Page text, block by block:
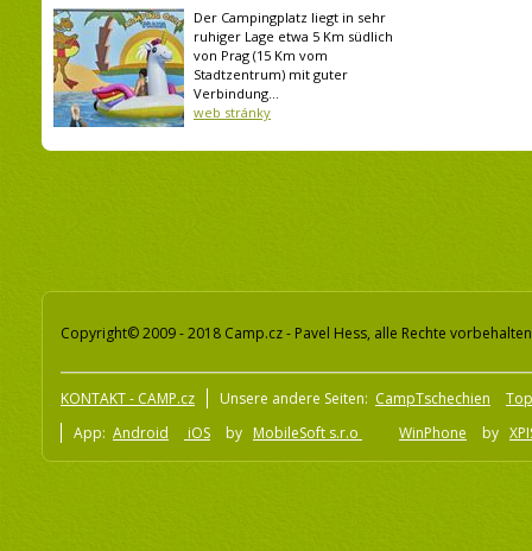
Der Campingplatz liegt in sehr
ruhiger Lage etwa 5 Km südlich
von Prag (15 Km vom
Stadtzentrum) mit guter
Verbindung...
web stránky
Copyright© 2009 - 2018 Camp.cz - Pavel Hess, alle Rechte vorbehalten
KONTAKT - CAMP.cz Unsere andere Seiten: CampTschechien
App: Android iOS by MobileSoft s.r.o WinPhone by